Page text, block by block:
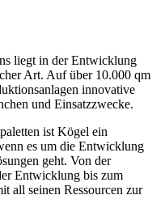
liegt in der Entwicklung
Art. Auf über 10.000 qm
innovative
und Einsatzzwecke.
ist Kögel ein
es um die Entwicklung
geht. Von der
Entwicklung bis zum
all seinen Ressourcen zur